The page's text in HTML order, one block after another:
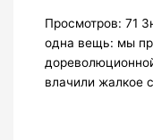
Просмотров: 71
одна вещь: мы
влачили жалкое